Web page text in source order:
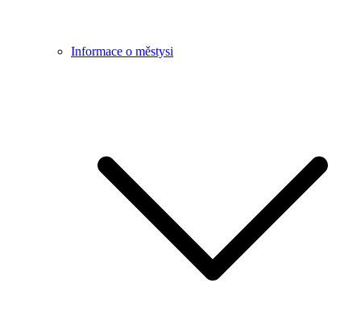
Informace o městysi